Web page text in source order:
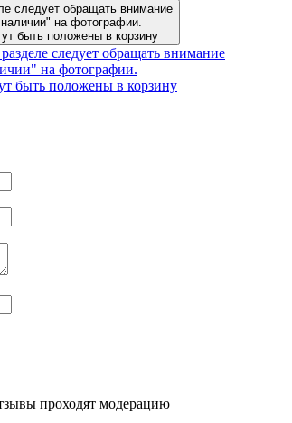
следует обращать внимание
на фотографии.
быть положены в корзину
следует обращать внимание
на фотографии.
быть положены в корзину
проходят модерацию